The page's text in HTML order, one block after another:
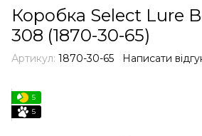
Коробка Select Lure
308 (1870-30-65)
Артикул: 1870-30-65 Написати
5
5